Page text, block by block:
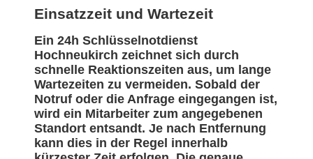
Einsatzzeit und Wartezeit
Ein 24h Schlüsselnotdienst
Hochneukirch zeichnet sich durch
schnelle Reaktionszeiten aus, um lange
Wartezeiten zu vermeiden. Sobald der
Notruf oder die Anfrage eingegangen ist,
wird ein Mitarbeiter zum angegebenen
Standort entsandt. Je nach Entfernung
kann dies in der Regel innerhalb